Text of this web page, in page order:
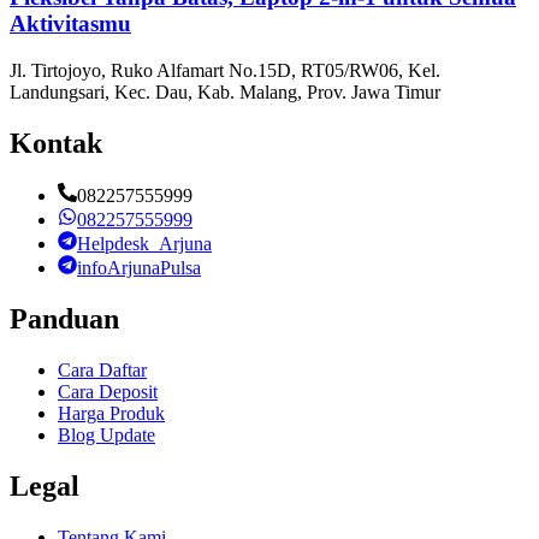
Aktivitasmu
Jl. Tirtojoyo, Ruko Alfamart No.15D, RT05/RW06, Kel.
Landungsari, Kec. Dau, Kab. Malang, Prov. Jawa Timur
Kontak
082257555999
082257555999
Helpdesk_Arjuna
infoArjunaPulsa
Panduan
Cara Daftar
Cara Deposit
Harga Produk
Blog Update
Legal